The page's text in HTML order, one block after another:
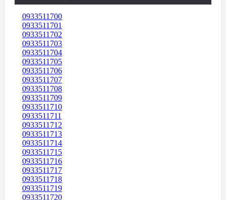
0933511700
0933511701
0933511702
0933511703
0933511704
0933511705
0933511706
0933511707
0933511708
0933511709
0933511710
0933511711
0933511712
0933511713
0933511714
0933511715
0933511716
0933511717
0933511718
0933511719
0933511720